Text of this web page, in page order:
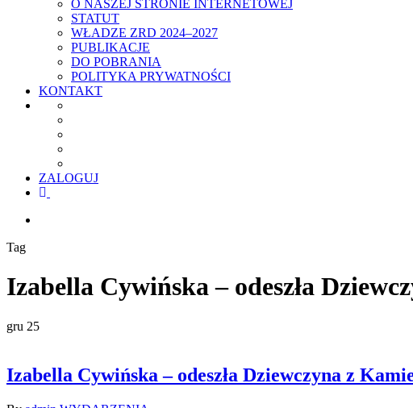
O NASZEJ STRONIE INTERNETOWEJ
STATUT
WŁADZE ZRD 2024–2027
PUBLIKACJE
DO POBRANIA
POLITYKA PRYWATNOŚCI
KONTAKT
ZALOGUJ
facebook
Tag
Izabella Cywińska – odeszła
gru 25
Izabella Cywińska – odeszła Dziewczyna z